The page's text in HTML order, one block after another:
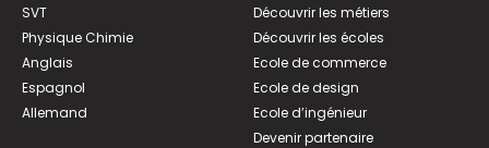
SVT
Physique Chimie
Anglais
Espagnol
Allemand
Découvrir les métiers
Découvrir les écoles
Ecole de commerce
Ecole de design
Ecole d’ingénieur
Devenir partenaire